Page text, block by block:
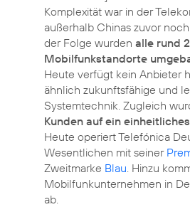
Komplexität war in der
außerhalb Chinas zuvor
der Folge wurden alle rund
Mobilfunkstandorte
Heute verfügt kein Anbieter
ähnlich zukunftsfähige und
Systemtechnik. Zugleich
Kunden auf ein
Heute operiert Telefónica
Wesentlichen mit seiner
Zweitmarke Blau . Hinzu
Mobilfunkunternehmen in
ab.